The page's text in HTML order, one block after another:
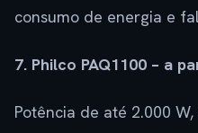
consumo de energia e
7. Philco PAQ1100 – a
Potência de até 2.000